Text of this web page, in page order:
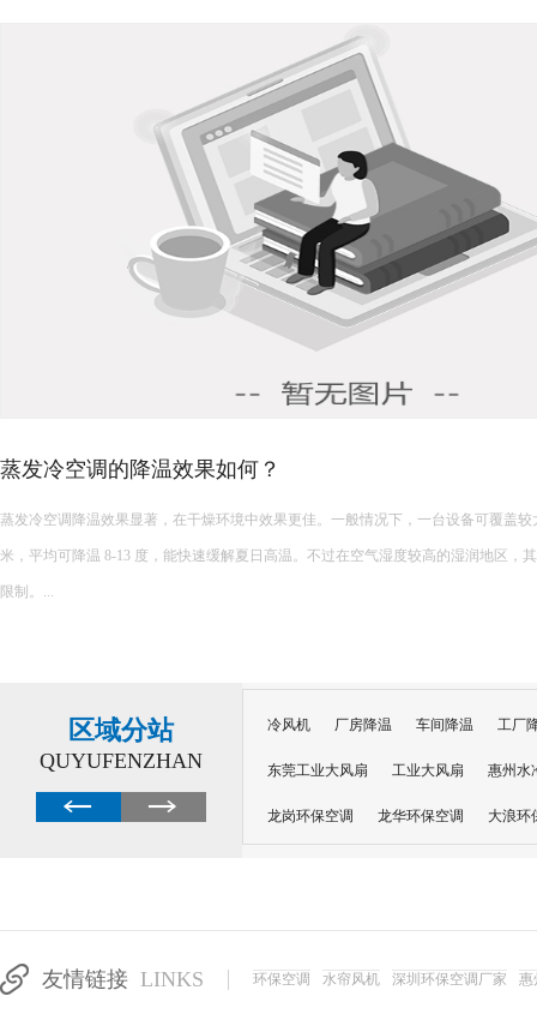
2025-03-21
积，如 150-200 平
效果可能会受到一定
蒸发冷空
以下是一些常见
景，你可以根据
区域分站
QUYUFENZHAN
冷风机 厂房降温 车间降温 工厂
东莞工业大风扇 工业大风扇 惠州水
龙岗环保空调 龙华环保空调 大浪环
友情链接 LINKS 环保空调 水帘风机 深圳环保空调厂家 惠